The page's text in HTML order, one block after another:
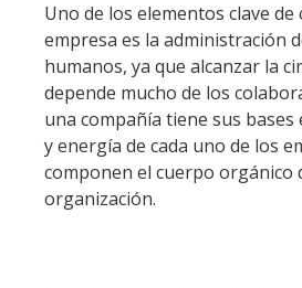
Uno de los elementos clave de
empresa es la administración
humanos, ya que alcanzar la
depende mucho de los
una compañía tiene sus bases
y energía de cada uno de los
componen el cuerpo orgánico
organización.